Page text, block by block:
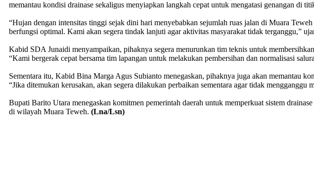
memantau kondisi drainase sekaligus menyiapkan langkah cepat untuk mengatasi genangan di
“Hujan dengan intensitas tinggi sejak dini hari menyebabkan sejumlah ruas jalan di Muara
berfungsi optimal. Kami akan segera tindak lanjuti agar aktivitas masyarakat tidak terganggu,”
Kabid SDA Junaidi menyampaikan, pihaknya segera menurunkan tim teknis untuk
“Kami bergerak cepat bersama tim lapangan untuk melakukan pembersihan dan normalisasi
Sementara itu, Kabid Bina Marga Agus Subianto menegaskan, pihaknya juga akan memantau
“Jika ditemukan kerusakan, akan segera dilakukan perbaikan sementara agar tidak mengganggu
Bupati Barito Utara menegaskan komitmen pemerintah daerah untuk memperkuat sistem
di wilayah Muara Teweh. (Lna/Lsn)